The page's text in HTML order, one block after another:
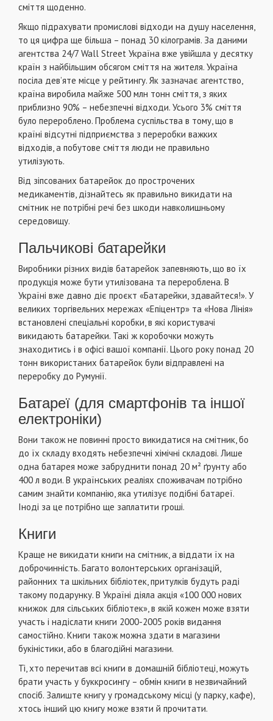
сміття щоденно.
Якщо підрахувати промислові відходи на душу населення,
то ця цифра ще більша – понад 30 кілограмів. За даними
агентства 24/7 Wall Street Україна вже увійшла у десятку
країн з найбільшим обсягом сміття на жителя. Україна
посіла дев’яте місце у рейтингу. Як зазначає агентство,
країна виробила майже 500 млн тонн сміття, з яких
приблизно 90% – небезпечні відходи. Усього 3% сміття
було перероблено. Проблема суспільства в тому, що в
країні відсутні підприємства з переробки важких
відходів, а побутове сміття люди не правильно
утилізують.
Від зіпсованих батарейок до прострочених
медикаментів, дізнайтесь як правильно викидати на
смітник не потрібні речі без шкоди навколишньому
середовищу.
Пальчикові батарейки
Виробники різних видів батарейок запевняють, що во їх
продукція може бути утилізована та перероблена. В
Україні вже давно діє проєкт «Батарейки, здавайтеся!». У
великих торгівельних мережах «Епіцентр» та «Нова Лінія»
встановлені спеціальні коробки, в які користувачі
викидають батарейки. Такі ж коробочки можуть
знаходитись і в офісі вашої компанії. Цього року понад 20
тонн використаних батарейок були відправлені на
переробку до Румунії.
Батареї (для смартфонів та іншої
електроніки)
Вони також не повинні просто викидатися на смітник, бо
до їх складу входять небезпечні хімічні складові. Лише
одна батарея може забруднити понад 20 м² ґрунту або
400 л води. В українських реаліях споживачам потрібно
самим знайти компанію, яка утилізує подібні батареї.
Іноді за це потрібно ще заплатити гроші.
Книги
Краще не викидати книги на смітник, а віддати їх на
доброчинність. Багато волонтерських організацій,
районних та шкільних бібліотек, притулків будуть раді
такому подарунку. В Україні діяла акція «100 000 нових
книжок для сільських бібліотек», в якій кожен може взяти
участь і надіслати книги 2000-2005 років видання
самостійно. Книги також можна здати в магазини
букіністики, або в благодійні магазини.
Ті, хто перечитав всі книги в домашній бібліотеці, можуть
брати участь у буккросингу – обмін книги в незвичайний
спосіб. Залиште книгу у громадському місці (у парку, кафе),
хтось інший цю книгу може взяти й прочитати.